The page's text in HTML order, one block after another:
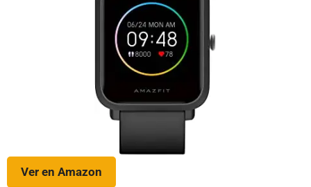
Ver en Amazon